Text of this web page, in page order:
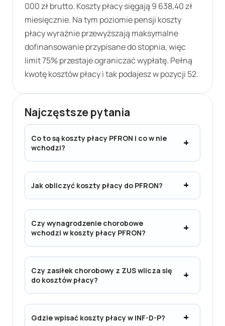
000 zł brutto. Koszty płacy sięgają 9 638,40 zł
miesięcznie. Na tym poziomie pensji koszty
płacy wyraźnie przewyższają maksymalne
dofinansowanie przypisane do stopnia, więc
limit 75% przestaje ograniczać wypłatę. Pełną
kwotę kosztów płacy i tak podajesz w pozycji 52.
Najczęstsze pytania
Co to są koszty płacy PFRON i co w nie
wchodzi?
Jak obliczyć koszty płacy do PFRON?
Czy wynagrodzenie chorobowe
wchodzi w koszty płacy PFRON?
Czy zasiłek chorobowy z ZUS wlicza się
do kosztów płacy?
Gdzie wpisać koszty płacy w INF-D-P?